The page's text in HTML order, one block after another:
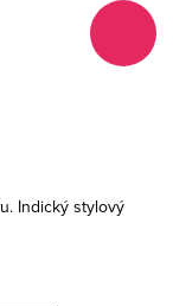
Indický stylový